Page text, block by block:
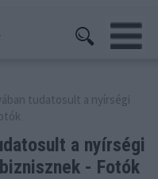
tudatosult a nyírségi
a nyírségi
- Fotók